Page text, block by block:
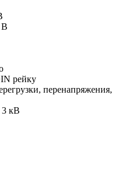
В
рейку
перенапряжения,
3 кВ